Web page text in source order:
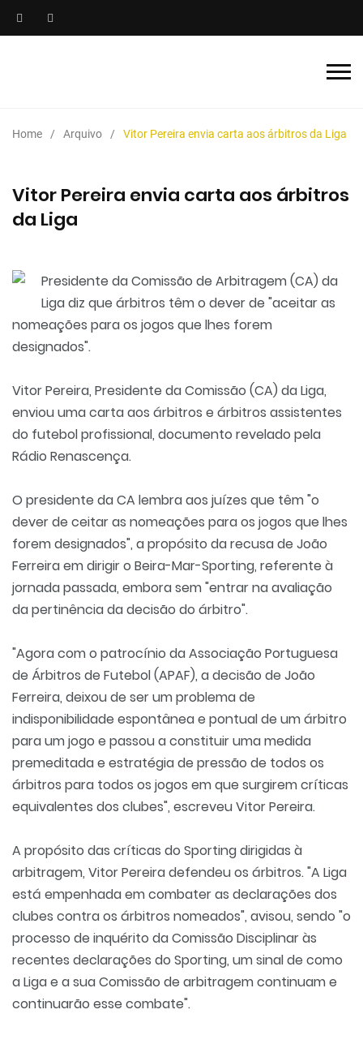
Home Arquivo Vitor Pereira envia carta aos árbitros da Liga
Vitor Pereira envia carta aos árbitros
da Liga
Presidente da Comissão de Arbitragem (CA) da
Liga diz que árbitros têm o dever de "aceitar as
nomeações para os jogos que lhes forem
designados".
Vitor Pereira, Presidente da Comissão (CA) da Liga,
enviou uma carta aos árbitros e árbitros assistentes
do futebol profissional, documento revelado pela
Rádio Renascença.
O presidente da CA lembra aos juízes que têm "o
dever de ceitar as nomeações para os jogos que lhes
forem designados", a propósito da recusa de João
Ferreira em dirigir o Beira-Mar-Sporting, referente à
jornada passada, embora sem "entrar na avaliação
da pertinência da decisão do árbitro".
"Agora com o patrocínio da Associação Portuguesa
de Árbitros de Futebol (APAF), a decisão de João
Ferreira, deixou de ser um problema de
indisponibilidade espontânea e pontual de um árbitro
para um jogo e passou a constituir uma medida
premeditada e estratégia de pressão de todos os
árbitros para todos os jogos em que surgirem críticas
equivalentes dos clubes", escreveu Vitor Pereira.
A propósito das críticas do Sporting dirigidas à
arbitragem, Vitor Pereira defendeu os árbitros. "A Liga
está empenhada em combater as declarações dos
clubes contra os árbitros nomeados", avisou, sendo "o
processo de inquérito da Comissão Disciplinar às
recentes declarações do Sporting, um sinal de como
a Liga e a sua Comissão de arbitragem continuam e
continuarão esse combate".